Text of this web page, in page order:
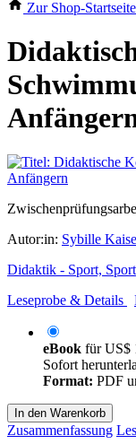
Zur Shop-Startseite
Autor:in: Sybille
Didaktik - Sport,
Leseprobe & Details
eBook fürUS$
Sofort
Format: PDF
In den Warenkorb
Zusammenfassung